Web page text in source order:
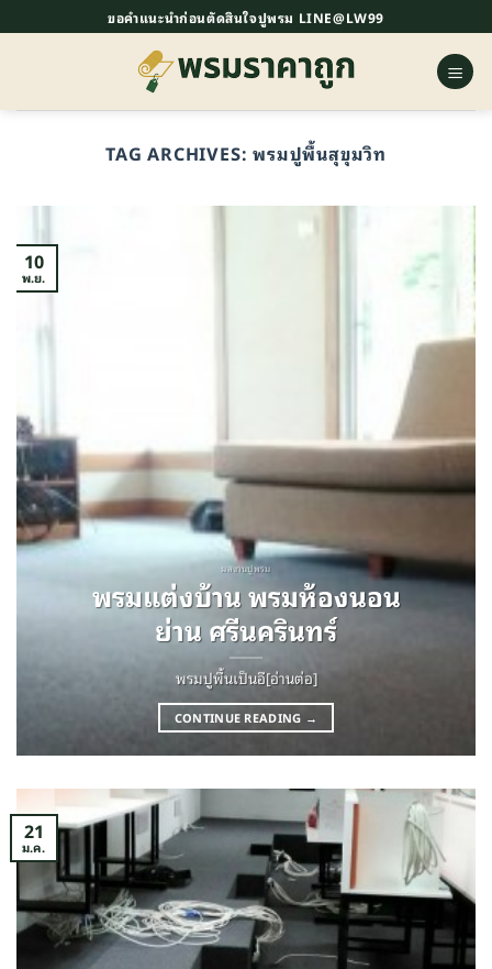
ไป
ขอคำแนะนำก่อนตัดสินใจปูพรม LINE@LW99
TAG ARCHIVES:พรมปูพื้นสุขุมวิท
ผลงานปูพรม
พรมแต่งบ้าน พรมห้องนอน
ย่าน ศรีนครินทร์
พรมปูพื้นเป็นอี[อ่านต่อ]
CONTINUE READING →
10
พ.ย.
21
ม.ค.